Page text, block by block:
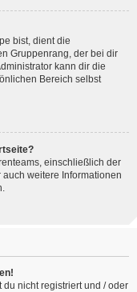
bist, dient die
Gruppenrang, der bei dir
kann dir die
Bereich selbst
einschließlich der
weitere Informationen
nicht registriert und / oder